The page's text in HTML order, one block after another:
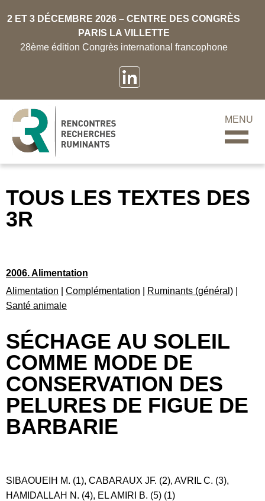
2 ET 3 DÉCEMBRE 2026 – CENTRE DES CONGRÈS
PARIS LA VILLETTE
28ème édition Congrès international francophone
MENU
TOUS LES TEXTES DES
3R
2006. Alimentation
Alimentation
Complémentation Ruminants (général)
Santé animale
SÉCHAGE AU SOLEIL
COMME MODE DE
CONSERVATION DES
PELURES DE FIGUE DE
BARBARIE
SIBAOUEIH M. (1), CABARAUX JF. (2), AVRIL C. (3),
HAMIDALLAH N. (4), EL AMIRI B. (5) (1)